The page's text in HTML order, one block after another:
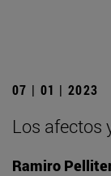
07 | 01 | 2023
Los afectos
Ramiro